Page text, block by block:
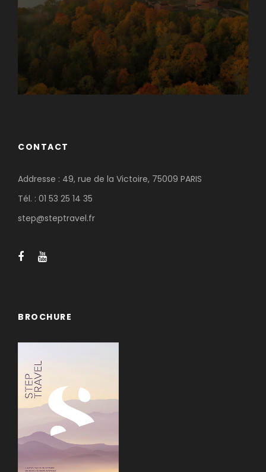
CONTACT
Addresse : 49, rue de la Victoire, 75009 PARIS
Tél. : 01 53 25 14 35
step@steptravel.fr
BROCHURE